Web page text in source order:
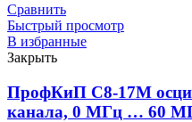
Сравнить
Быстрый просмотр
В избранные
Закрыть
ПрофКиП С8-17М
канала, 0 МГц … 60